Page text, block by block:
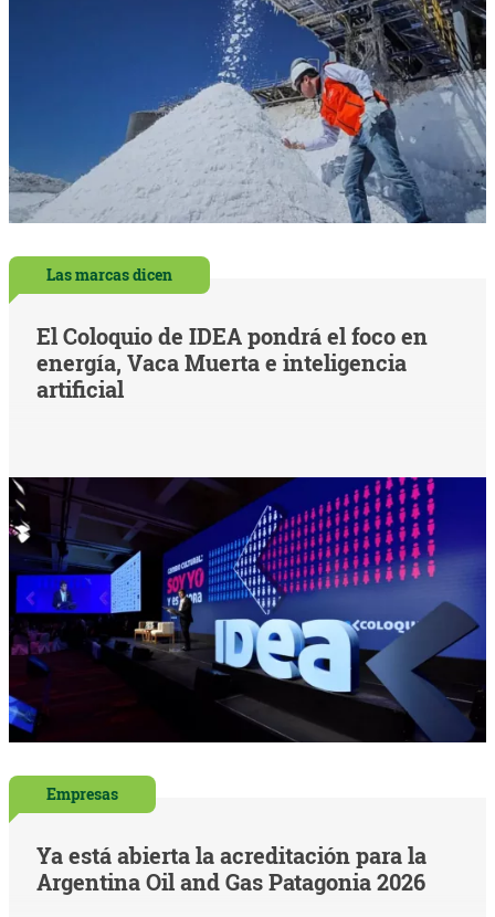
Las marcas dicen
El Coloquio de IDEA pondrá el foco en
energía, Vaca Muerta e inteligencia
artificial
Empresas
Ya está abierta la acreditación para la
Argentina Oil and Gas Patagonia 2026